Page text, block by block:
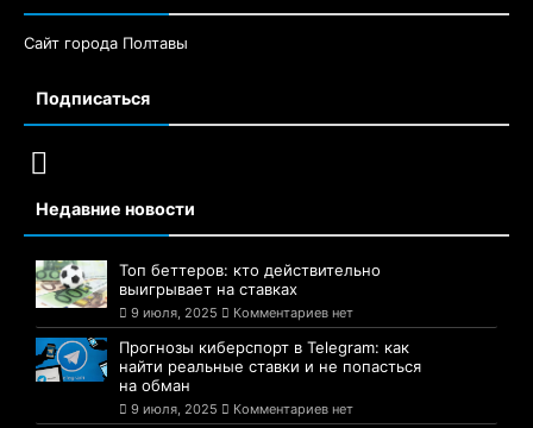
Сайт города Полтавы
Подписаться
Недавние новости
Топ беттеров: кто действительно
выигрывает на ставках
9 июля, 2025 Комментариев нет
Прогнозы киберспорт в Telegram: как
найти реальные ставки и не попасться
на обман
9 июля, 2025 Комментариев нет